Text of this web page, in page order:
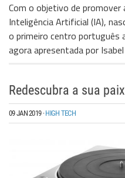
Com o objetivo de promover
Inteligência Artificial (IA),
o primeiro centro português
agora apresentada por
Redescubra a sua
09 JAN 2019·HIGH TECH